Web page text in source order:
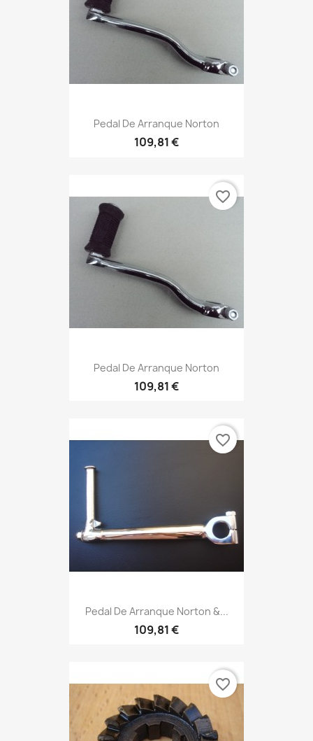
Pedal De Arranque Norton
109,81 €
Pedal De Arranque Norton
109,81 €
favorite_border
Pedal De Arranque Norton &...
109,81 €
favorite_border
favorite_border